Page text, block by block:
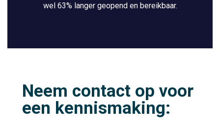
wel 63% langer geopend en bereikbaar.
Neem contact op voor
een kennismaking: